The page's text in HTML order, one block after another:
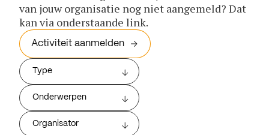
van jouw organisatie nog niet aangemeld? Dat
kan via onderstaande link.
Activiteit aanmelden
Type
Onderwerpen
Organisator